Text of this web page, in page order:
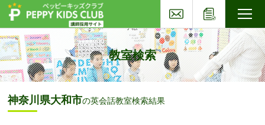
教室検索
神奈川県大和市の英会話教室検索結果